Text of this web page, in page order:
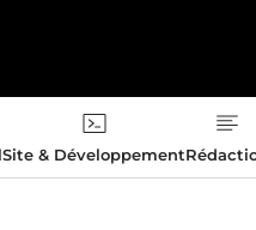
Site & Développement